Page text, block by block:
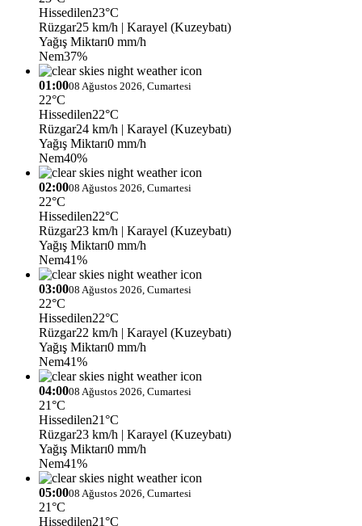
Hissedilen23°C
Rüzgar25 km/h | Karayel (Kuzeybatı)
Yağış Miktarı0 mm/h
Nem37%
01:0008 Ağustos 2026, Cumartesi
22°C
Hissedilen22°C
Rüzgar24 km/h | Karayel (Kuzeybatı)
Yağış Miktarı0 mm/h
Nem40%
02:0008 Ağustos 2026, Cumartesi
22°C
Hissedilen22°C
Rüzgar23 km/h | Karayel (Kuzeybatı)
Yağış Miktarı0 mm/h
Nem41%
03:0008 Ağustos 2026, Cumartesi
22°C
Hissedilen22°C
Rüzgar22 km/h | Karayel (Kuzeybatı)
Yağış Miktarı0 mm/h
Nem41%
04:0008 Ağustos 2026, Cumartesi
21°C
Hissedilen21°C
Rüzgar23 km/h | Karayel (Kuzeybatı)
Yağış Miktarı0 mm/h
Nem41%
05:0008 Ağustos 2026, Cumartesi
21°C
Hissedilen21°C